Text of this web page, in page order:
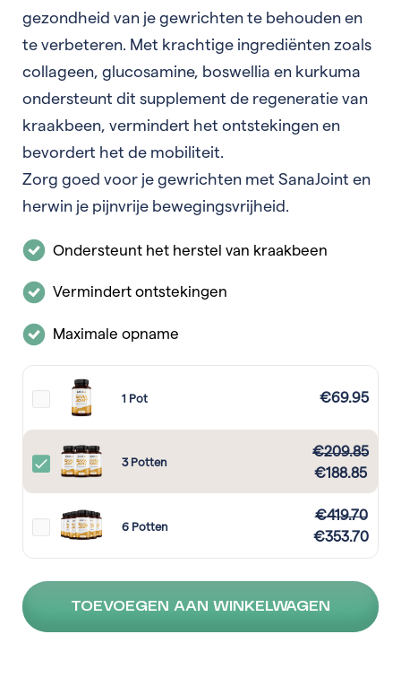
gezondheid van je gewrichten te behouden en
te verbeteren. Met krachtige ingrediënten zoals
collageen, glucosamine, boswellia en kurkuma
ondersteunt dit supplement de regeneratie van
kraakbeen, vermindert het ontstekingen en
bevordert het de mobiliteit.
Zorg goed voor je gewrichten met SanaJoint en
herwin je pijnvrije bewegingsvrijheid.
Ondersteunt het herstel van kraakbeen
Vermindert ontstekingen
Maximale opname
1 Pot €69.95
3 Potten
€209.85
€188.85
6 Potten
€419.70
€353.70
TOEVOEGEN AAN WINKELWAGEN